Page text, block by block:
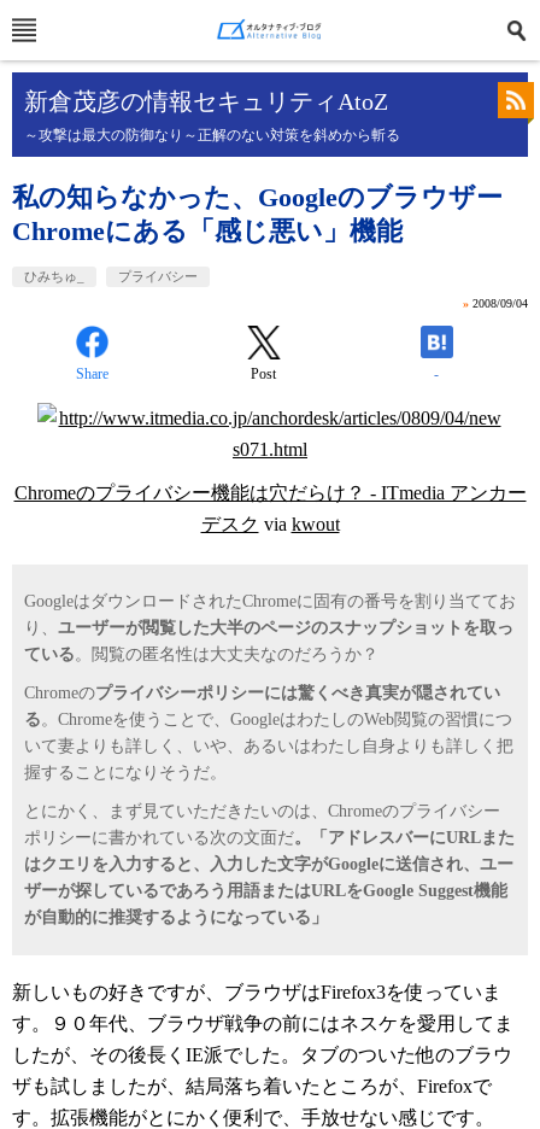
新倉茂彦の情報セキュリティAtoZ
～攻撃は最大の防御なり～正解のない対策を斜めから斬る
私の知らなかった、Googleのブラウザー
Chromeにある「感じ悪い」機能
ひみちゅ_ プライバシー
» 2008/09/04
Share Post -
Chromeのプライバシー機能は穴だらけ？ - ITmedia アンカー
デスク via kwout
GoogleはダウンロードされたChromeに固有の番号を割り当ててお
り、 ユーザーが閲覧した大半のページのスナップショットを取っ
ている。閲覧の匿名性は大丈夫なのだろうか？
Chromeのプライバシーポリシーには驚くべき真実が隠されてい
る。Chromeを使うことで、GoogleはわたしのWeb閲覧の習慣につ
いて妻よりも詳しく、いや、あるいはわたし自身よりも詳しく把
握することになりそうだ。
とにかく、まず見ていただきたいのは、Chromeのプライバシー
ポリシーに書かれている次の文面だ。「アドレスバーにURLまた
はクエリを入力すると、入力した文字がGoogleに送信され、ユー
ザーが探しているであろう用語またはURLをGoogle Suggest機能
が自動的に推奨するようになっている」
新しいもの好きですが、ブラウザはFirefox3を使っていま
す。９０年代、ブラウザ戦争の前にはネスケを愛用してま
したが、その後長くIE派でした。タブのついた他のブラウ
ザも試しましたが、結局落ち着いたところが、Firefoxで
す。拡張機能がとにかく便利で、手放せない感じです。